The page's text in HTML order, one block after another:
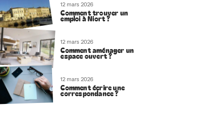
12 mars 2026
Comment trouver un
emploi à Niort ?
12 mars 2026
Comment aménager un
espace ouvert ?
12 mars 2026
Comment écrire une
correspondance ?